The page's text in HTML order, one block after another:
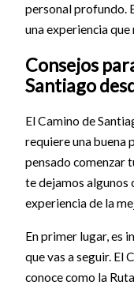
personal profundo.
una experiencia
Consejos
Santiago
El Camino de
requiere una buena
pensado comenzar
te dejamos algunos
experiencia de la
En primer lugar, es
que vas a seguir. El
conoce como la